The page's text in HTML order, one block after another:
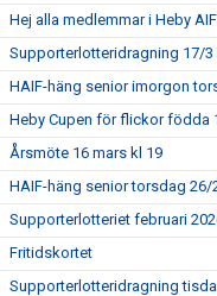
Hej alla medlemmar i Heby AIF
Supporterlotteridragning 17/3
HAIF-häng senior imorgon
Heby Cupen för flickor födda
Årsmöte 16 mars kl 19
HAIF-häng senior torsdag 26/
Supporterlotteriet februari
Fritidskortet
Supporterlotteridragning